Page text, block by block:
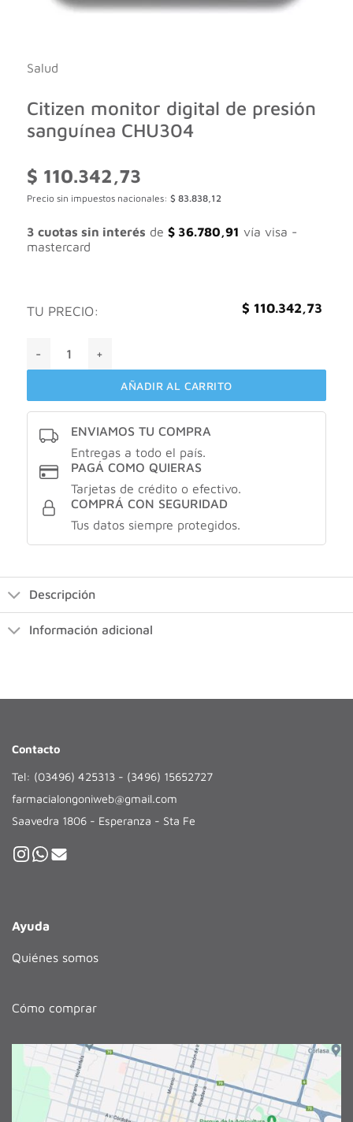
Salud
Citizen monitor digital de presión
sanguínea CHU304
$ 110.342,73
Precio sin impuestos nacionales: $ 83.838,12
3 cuotas sin interés de $36.780,91 vía visa -
mastercard
TU PRECIO: $ 110.342,73
AÑADIR AL CARRITO
ENVIAMOS TU COMPRA
Entregas a todo el país.
PAGÁ COMO QUIERAS
Tarjetas de crédito o efectivo.
COMPRÁ CON SEGURIDAD
Tus datos siempre protegidos.
Descripción
Información adicional
Contacto
Tel: (03496) 425313 - (3496) 15652727
farmacialongoniweb@gmail.com
Saavedra 1806 - Esperanza - Sta Fe
Ayuda
Quiénes somos
Cómo comprar